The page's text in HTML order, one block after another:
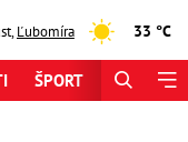
,Ľubomíra 33 °C
ŠPORT